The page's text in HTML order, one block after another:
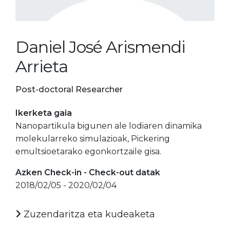
Daniel José Arismendi
Arrieta
Post-doctoral Researcher
Ikerketa gaia
Nanopartikula bigunen ale lodiaren dinamika
molekularreko simulazioak, Pickering
emultsioetarako egonkortzaile gisa.
Azken Check-in - Check-out datak
2018/02/05 - 2020/02/04
Zuzendaritza eta kudeaketa